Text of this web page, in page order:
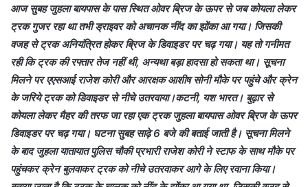
आज सुबह जुहला बायपास के पास स्थित ओवर ब्रिज के ऊपर से जब कोयला लेकर
ट्रक गुजर रहा था तभी ड्राइवर को अचानक नींद का झोंका आ गया। जिसकी
वजह से ट्रक अनियंत्रित होकर ब्रिज के डिवाइडर पर चढ़ गया। यह तो गनीमत
रही कि ट्रक की रफ्तार तेज नहीं थी, अन्यथा बड़ा हादसा हो सकता था। सूचना
मिलने पर एएसआई राजेश कोरी और आरक्षक आशीष सोनी मौके पर पहुंचे और क्रेन
के जरिये ट्रक को डिवाइडर से नीचे उतरवाया।कटनी, यश भारत। बुढ़ार से
कोयला लेकर मैहर की तरफ जा रहा एक ट्रक जुहला बायपास ओवर ब्रिज के ऊपर
डिवाइडर पर चढ़ गया। घटना सुबह साढ़े 6 बजे की बताई जाती है। सूचना मिलने
के बाद जुहला यातायात पुलिस चौकी प्रभारी राजेश कोरी ने स्टाफ के साथ मौके पर
पहुंचकर क्रेन बुलवाकर ट्रक को नीचे उतरवाकर आगे के लिए रवाना किया।